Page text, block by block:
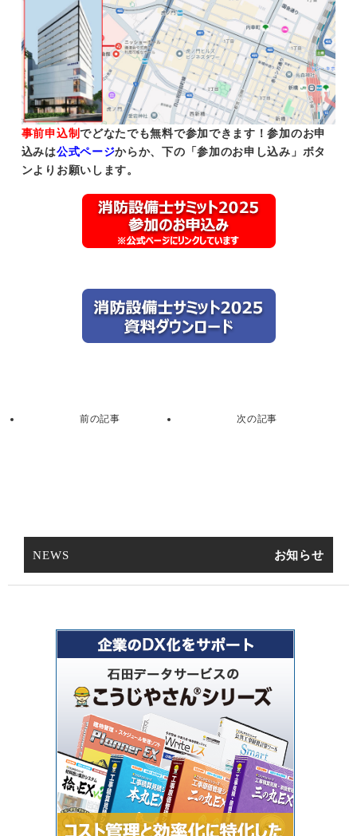
NEWS お知らせ
事前申込制でどなたでも無料で参加できます！参加のお申
込みは公式ページからか、下の「参加のお申し込み」ボタ
ンよりお願いします。